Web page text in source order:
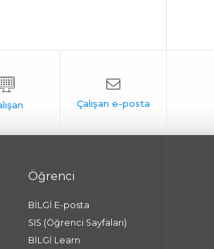
Öğrenci
BİLGİ E-posta
SIS (Öğrenci Sayfaları)
BİLGİ Learn